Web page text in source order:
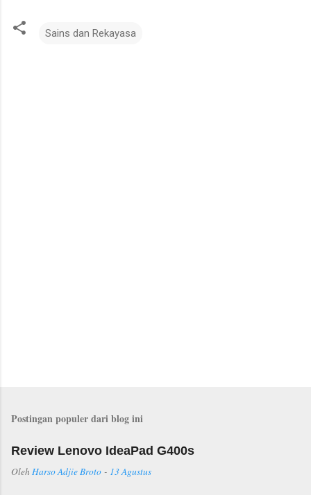
Sains dan Rekayasa
Postingan populer dari blog ini
Review Lenovo IdeaPad G400s
Oleh Harso Adjie Broto - 13 Agustus